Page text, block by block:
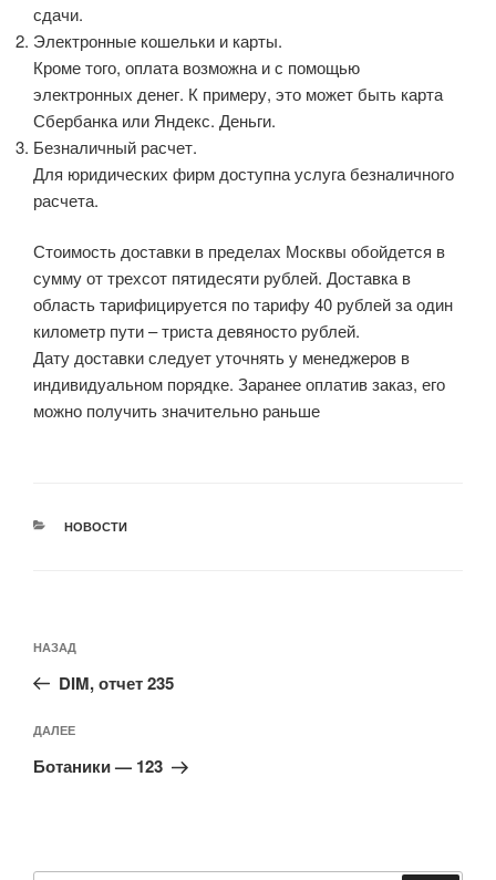
сдачи.
Электронные кошельки и карты.
Кроме того, оплата возможна и с помощью
электронных денег. К примеру, это может быть карта
Сбербанка или Яндекс. Деньги.
Безналичный расчет.
Для юридических фирм доступна услуга безналичного
расчета.
Стоимость доставки в пределах Москвы обойдется в
сумму от трехсот пятидесяти рублей. Доставка в
область тарифицируется по тарифу 40 рублей за один
километр пути – триста девяносто рублей.
Дату доставки следует уточнять у менеджеров в
индивидуальном порядке. Заранее оплатив заказ, его
можно получить значительно раньше
РУБРИКИ
НОВОСТИ
по
записям
Предыдущая
запись:
НАЗАД
DIM, отчет 235
Следующая
запись
ДАЛЕЕ
Ботаники — 123